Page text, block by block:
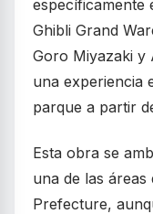
específicamente
Ghibli Grand
Goro Miyazaki y
una experiencia
parque a partir
Esta obra se
una de las
Prefecture,